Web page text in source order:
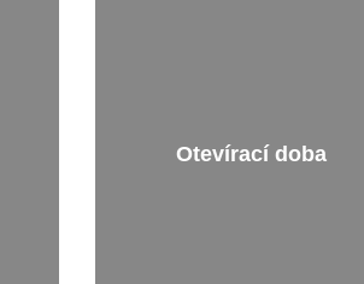
Otevírací doba